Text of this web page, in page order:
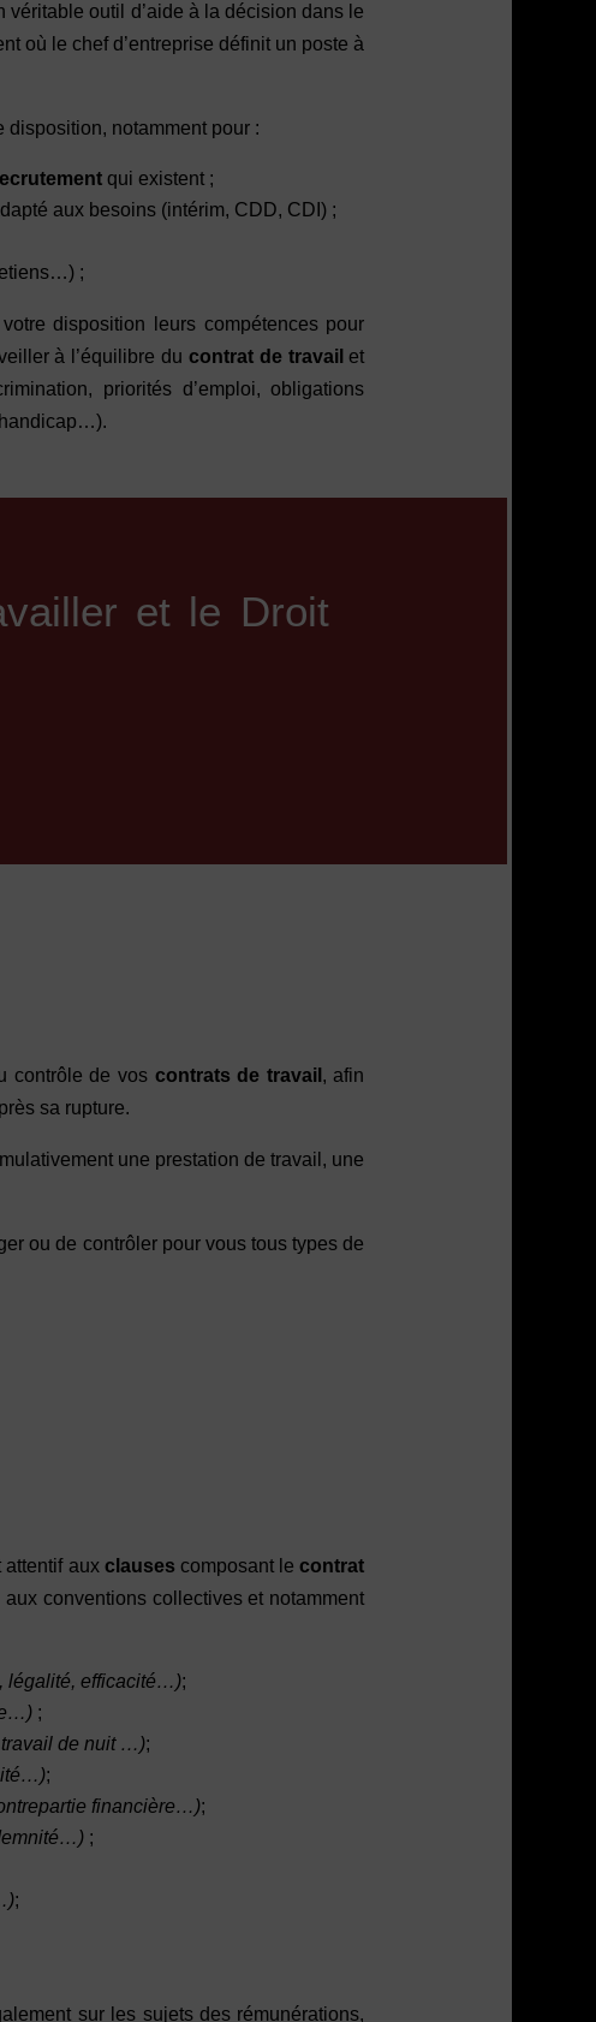
véritable outil d’aide à la décision dans le
où le chef d’entreprise définit un poste à
notamment pour :
qui existent ;
aux besoins (intérim, CDD, CDI) ;
;
disposition leurs compétences pour
à l’équilibre du contrat de travail et
priorités d’emploi, obligations
et le Droit
contrôle de vos contrats de travail , afin
sa rupture.
une prestation de travail, une
ou de contrôler pour vous tous types de
attentif aux clauses composant lecontrat
conventions collectives et notamment
légalité, efficacité…);
;
travail de nuit …);
;
financière…);
;
;
sur les sujets des rémunérations,